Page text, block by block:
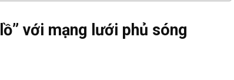
với mạng lưới phủ sóng